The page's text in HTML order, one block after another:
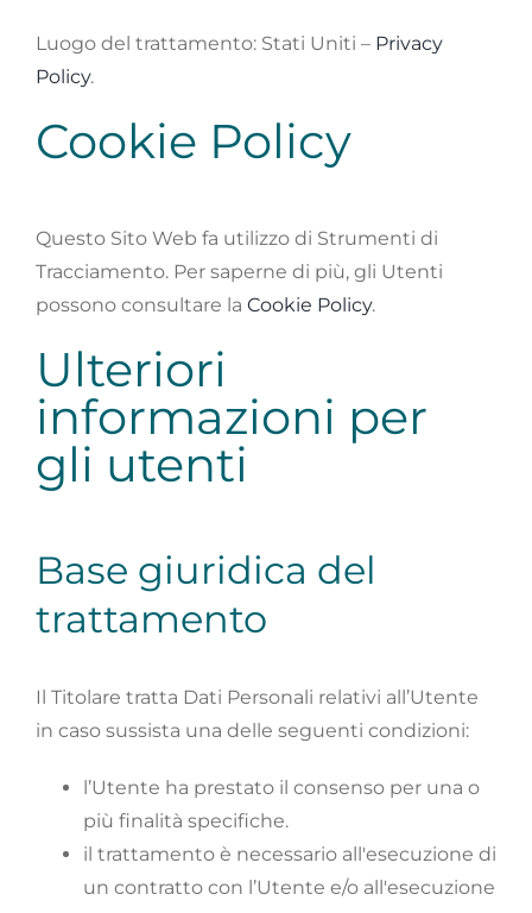
Luogo del trattamento: Stati Uniti – Privacy
Policy.
Cookie Policy
Questo Sito Web fa utilizzo di Strumenti di
Tracciamento. Per saperne di più, gli Utenti
possono consultare la Cookie Policy.
Ulteriori
informazioni per
gli utenti
Base giuridica del
trattamento
Il Titolare tratta Dati Personali relativi all’Utente
in caso sussista una delle seguenti condizioni:
l’Utente ha prestato il consenso per una o
più finalità specifiche.
il trattamento è necessario all'esecuzione di
un contratto con l’Utente e/o all'esecuzione